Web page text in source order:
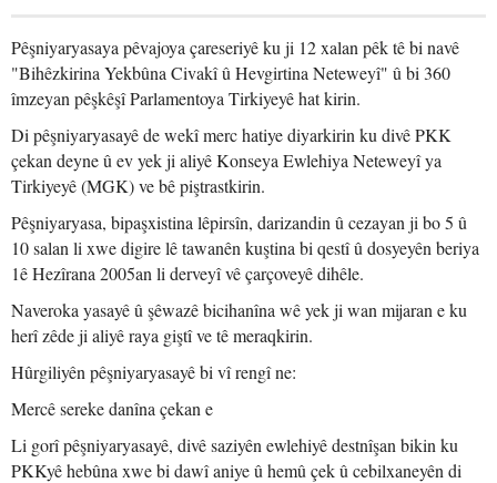
Pêşniyaryasaya pêvajoya çareseriyê ku ji 12 xalan pêk tê bi navê
"Bihêzkirina Yekbûna Civakî û Hevgirtina Neteweyî" û bi 360
îmzeyan pêşkêşî Parlamentoya Tirkiyeyê hat kirin.
Di pêşniyaryasayê de wekî merc hatiye diyarkirin ku divê PKK
çekan deyne û ev yek ji aliyê Konseya Ewlehiya Neteweyî ya
Tirkiyeyê (MGK) ve bê piştrastkirin.
Pêşniyaryasa, bipaşxistina lêpirsîn, darizandin û cezayan ji bo 5 û
10 salan li xwe digire lê tawanên kuştina bi qestî û dosyeyên beriya
1ê Hezîrana 2005an li derveyî vê çarçoveyê dihêle.
Naveroka yasayê û şêwazê bicihanîna wê yek ji wan mijaran e ku
herî zêde ji aliyê raya giştî ve tê meraqkirin.
Hûrgiliyên pêşniyaryasayê bi vî rengî ne:
Mercê sereke danîna çekan e
Li gorî pêşniyaryasayê, divê saziyên ewlehiyê destnîşan bikin ku
PKKyê hebûna xwe bi dawî aniye û hemû çek û cebilxaneyên di